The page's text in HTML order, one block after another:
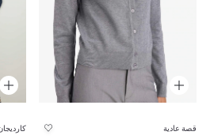
قصة عادية